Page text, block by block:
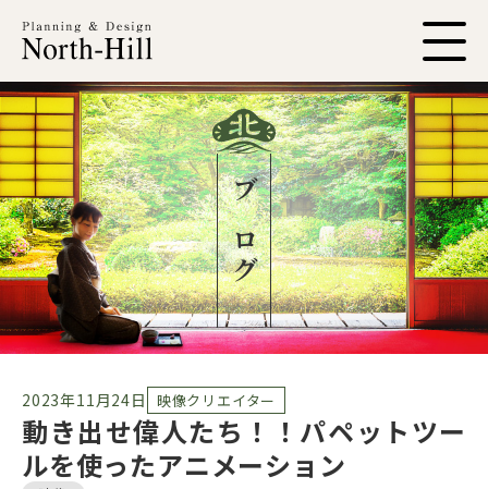
ブログ
2023年11月24日 映像クリエイター
動き出せ偉人たち！！パペットツー
ルを使ったアニメーション